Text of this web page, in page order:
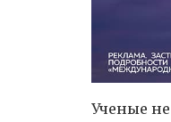
Ученые